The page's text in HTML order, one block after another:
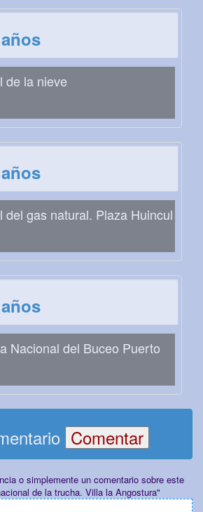
de la nieve
del gas natural. Plaza Huincul
Nacional del Buceo Puerto
o simplemente un comentario sobre este
de la trucha. Villa la Angostura"